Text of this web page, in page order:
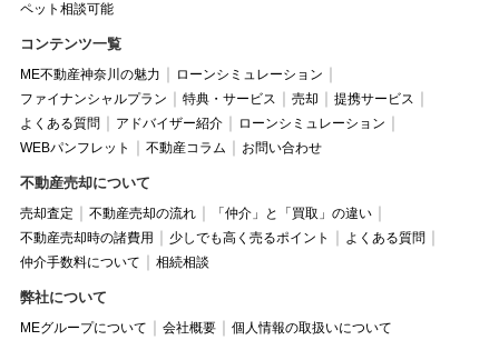
ペット相談可能
コンテンツ一覧
ME不動産神奈川の魅力
ローンシミュレーション
ファイナンシャルプラン
特典・サービス 売却
提携サービス
よくある質問
アドバイザー紹介
ローンシミュレーション
WEBパンフレット
不動産コラム お問い合わせ
不動産売却について
売却査定 不動産売却の流れ
「仲介」と「買取」の違い
不動産売却時の諸費用
少しでも高く売るポイント
よくある質問
仲介手数料について
相続相談
弊社について
MEグループについて 会社概要 個人情報の取扱いについて